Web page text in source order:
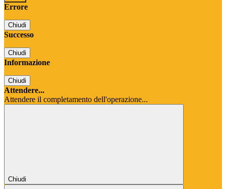
Errore
Chiudi
Successo
Chiudi
Informazione
Chiudi
Attendere...
Attendere il completamento dell'operazione...
Chiudi